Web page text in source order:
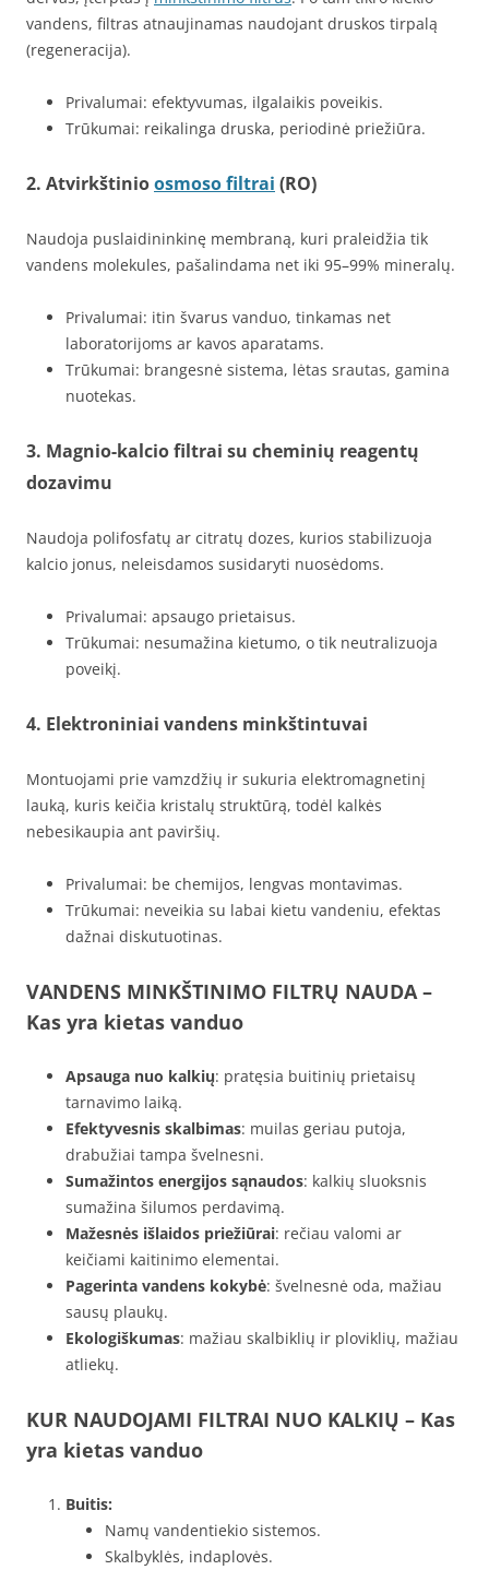
vandens, filtras atnaujinamas naudojant druskos tirpalą
(regeneracija).
Privalumai: efektyvumas, ilgalaikis poveikis.
Trūkumai: reikalinga druska, periodinė priežiūra.
2. Atvirkštinioosmoso filtrai (RO)
Naudoja puslaidininkinę membraną, kuri praleidžia tik
vandens molekules, pašalindama net iki 95–99% mineralų.
Privalumai: itin švarus vanduo, tinkamas net
laboratorijoms ar kavos aparatams.
Trūkumai: brangesnė sistema, lėtas srautas, gamina
nuotekas.
3. Magnio-kalcio filtrai su cheminių reagentų
dozavimu
Naudoja polifosfatų ar citratų dozes, kurios stabilizuoja
kalcio jonus, neleisdamos susidaryti nuosėdoms.
Privalumai: apsaugo prietaisus.
Trūkumai: nesumažina kietumo, o tik neutralizuoja
poveikį.
4. Elektroniniai vandens minkštintuvai
Montuojami prie vamzdžių ir sukuria elektromagnetinį
lauką, kuris keičia kristalų struktūrą, todėl kalkės
nebesikaupia ant paviršių.
Privalumai: be chemijos, lengvas montavimas.
Trūkumai: neveikia su labai kietu vandeniu, efektas
dažnai diskutuotinas.
VANDENS MINKŠTINIMO FILTRŲ NAUDA –
Kas yra kietas vanduo
Apsauga nuo kalkių: pratęsia buitinių prietaisų
tarnavimo laiką.
Efektyvesnis skalbimas: muilas geriau putoja,
drabužiai tampa švelnesni.
Sumažintos energijos sąnaudos: kalkių sluoksnis
sumažina šilumos perdavimą.
Mažesnės išlaidos priežiūrai: rečiau valomi ar
keičiami kaitinimo elementai.
Pagerinta vandens kokybė: švelnesnė oda, mažiau
sausų plaukų.
Ekologiškumas: mažiau skalbiklių ir ploviklių, mažiau
atliekų.
KUR NAUDOJAMI FILTRAI NUO KALKIŲ – Kas
yra kietas vanduo
Buitis:
Namų vandentiekio sistemos.
Skalbyklės, indaplovės.